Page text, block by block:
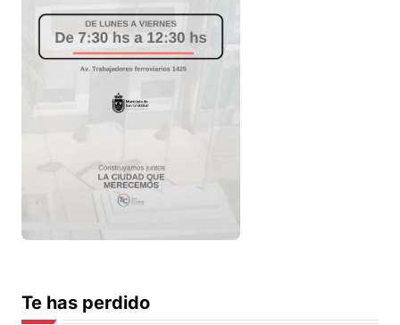
Te has perdido